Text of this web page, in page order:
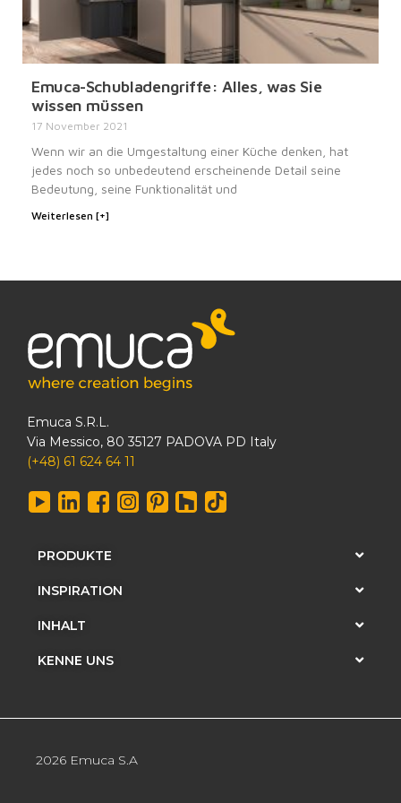
Emuca-Schubladengriffe: Alles, was Sie
wissen müssen
17 November 2021
Wenn wir an die Umgestaltung einer Küche denken, hat
jedes noch so unbedeutend erscheinende Detail seine
Bedeutung, seine Funktionalität und
Weiterlesen [+]
Emuca S.R.L.
Via Messico, 80 35127 PADOVA PD Italy
(+48) 61 624 64 11
PRODUKTE
INSPIRATION
INHALT
KENNE UNS
2026 Emuca S.A